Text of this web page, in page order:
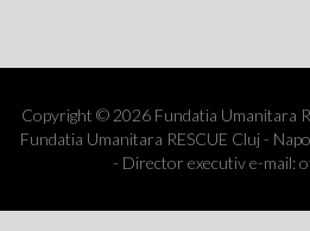
Copyright © 2026 Fundatia Umanitara
Fundatia Umanitara RESCUE Cluj -
- Director executiv e-mail: